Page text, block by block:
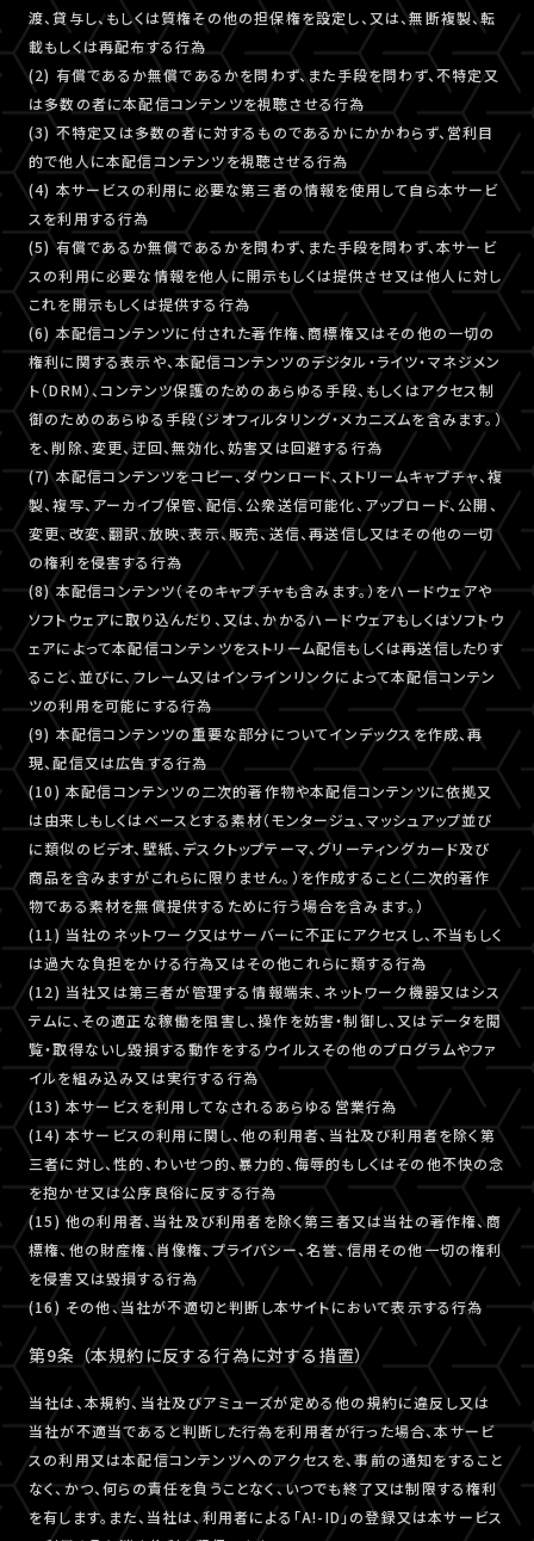
渡、貸与し、もしくは質権その他の担保権を設定し、又は、無断複製、転
載もしくは再配布する行為
(2) 有償であるか無償であるかを問わず、また手段を問わず、不特定又
は多数の者に本配信コンテンツを視聴させる行為
(3) 不特定又は多数の者に対するものであるかにかかわらず、営利目
的で他人に本配信コンテンツを視聴させる行為
(4) 本サービスの利用に必要な第三者の情報を使用して自ら本サービ
スを利用する行為
(5) 有償であるか無償であるかを問わず、また手段を問わず、本サービ
スの利用に必要な情報を他人に開示もしくは提供させ又は他人に対し
これを開示もしくは提供する行為
(6) 本配信コンテンツに付された著作権、商標権又はその他の一切の
権利に関する表示や、本配信コンテンツのデジタル・ライツ・マネジメン
ト（DRM）、コンテンツ保護のためのあらゆる手段、もしくはアクセス制
御のためのあらゆる手段（ジオフィルタリング・メカニズムを含みます。）
を、削除、変更、迂回、無効化、妨害又は回避する行為
(7) 本配信コンテンツをコピー、ダウンロード、ストリームキャプチャ、複
製、複写、アーカイブ保管、配信、公衆送信可能化、アップロード、公開、
変更、改変、翻訳、放映、表示、販売、送信、再送信し又はその他の一切
の権利を侵害する行為
(8) 本配信コンテンツ（そのキャプチャも含みます。）をハードウェアや
ソフトウェアに取り込んだり、又は、かかるハードウェアもしくはソフトウ
ェアによって本配信コンテンツをストリーム配信もしくは再送信したりす
ること、並びに、フレーム又はインラインリンクによって本配信コンテン
ツの利用を可能にする行為
(9) 本配信コンテンツの重要な部分についてインデックスを作成、再
現、配信又は広告する行為
(10) 本配信コンテンツの二次的著作物や本配信コンテンツに依拠又
は由来しもしくはベースとする素材（モンタージュ、マッシュアップ並び
に類似のビデオ、壁紙、デスクトップテーマ、グリーティングカード及び
商品を含みますがこれらに限りません。）を作成すること（二次的著作
物である素材を無償提供するために行う場合を含みます。）
(11) 当社のネットワーク又はサーバーに不正にアクセスし、不当もしく
は過大な負担をかける行為又はその他これらに類する行為
(12) 当社又は第三者が管理する情報端末、ネットワーク機器又はシス
テムに、その適正な稼働を阻害し、操作を妨害・制御し、又はデータを閲
覧・取得ないし毀損する動作をするウイルスその他のプログラムやファ
イルを組み込み又は実行する行為
(13) 本サービスを利用してなされるあらゆる営業行為
(14) 本サービスの利用に関し、他の利用者、当社及び利用者を除く第
三者に対し、性的、わいせつ的、暴力的、侮辱的もしくはその他不快の念
を抱かせ又は公序良俗に反する行為
(15) 他の利用者、当社及び利用者を除く第三者又は当社の著作権、商
標権、他の財産権、肖像権、プライバシー、名誉、信用その他一切の権利
を侵害又は毀損する行為
(16) その他、当社が不適切と判断し本サイトにおいて表示する行為
第9条 （本規約に反する行為に対する措置）
当社は、本規約、当社及びアミューズが定める他の規約に違反し又は
当社が不適当であると判断した行為を利用者が行った場合、本サービ
スの利用又は本配信コンテンツへのアクセスを、事前の通知をすること
なく、かつ、何らの責任を負うことなく、いつでも終了又は制限する権利
を有します。また、当社は、利用者による「A!-ID」の登録又は本サービス